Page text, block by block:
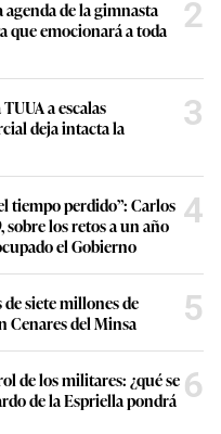
agenda de la gimnasta
que emocionará a toda
2
a escalas
deja intacta la
3
tiempo perdido”: Carlos
sobre los retos a un año
el Gobierno
4
siete millones de
Cenares del Minsa
5
de los militares: ¿qué se
de la Espriella pondrá 6